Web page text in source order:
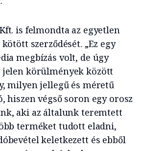
is felmondta az egyetlen
szerződését. „Ez egy
megbízás volt, de úgy
körülmények között
milyen jellegű és méretű
hiszen végső soron egy orosz
aki az általunk teremtett
terméket tudott eladni,
keletkezett és ebből